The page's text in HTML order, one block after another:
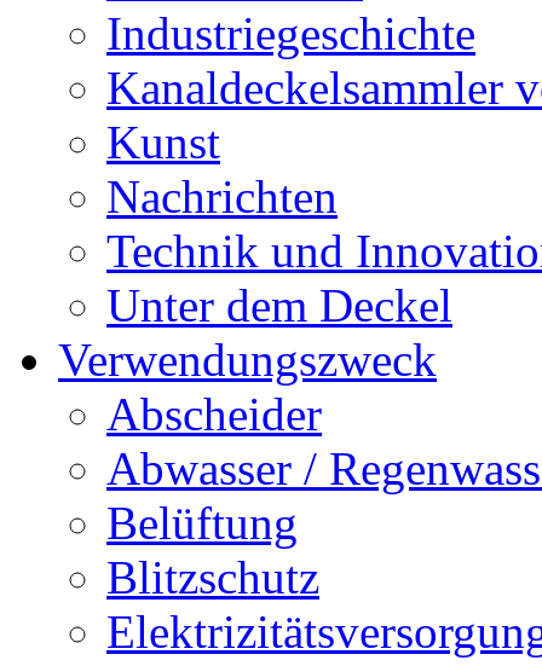
Industriegeschichte
Kanaldeckelsammler
Kunst
Nachrichten
Technik und
Unter dem Deckel
Verwendungszweck
Abscheider
Abwasser /
Belüftung
Blitzschutz